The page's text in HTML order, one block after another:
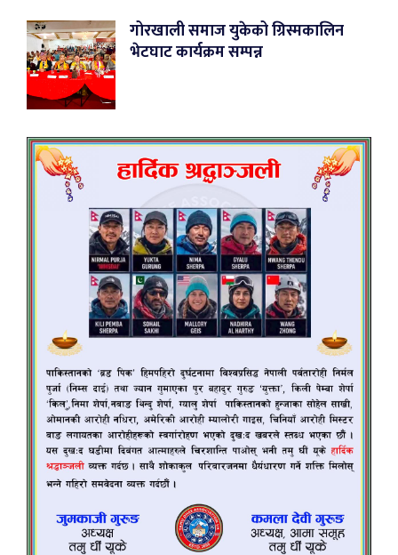
गोरखाली समाज युकेको ग्रिस्मकालिन
भेटघाट कार्यक्रम सम्पन्न